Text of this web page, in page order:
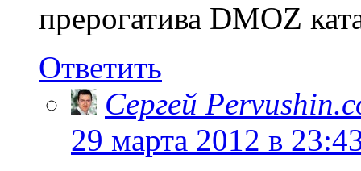
прерогатива DMOZ
Ответить
Сергей
29 марта 2012 в